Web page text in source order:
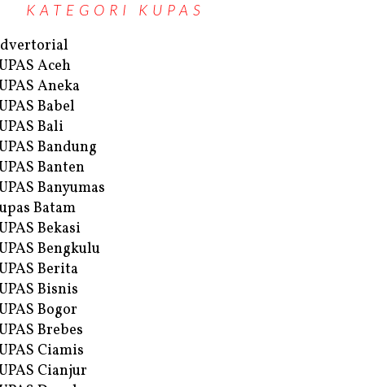
KATEGORI KUPAS
Aceh
Aneka
Babel
Bali
Bandung
Banten
Banyumas
Batam
Bekasi
Bengkulu
Berita
Bisnis
Bogor
Brebes
Ciamis
Cianjur